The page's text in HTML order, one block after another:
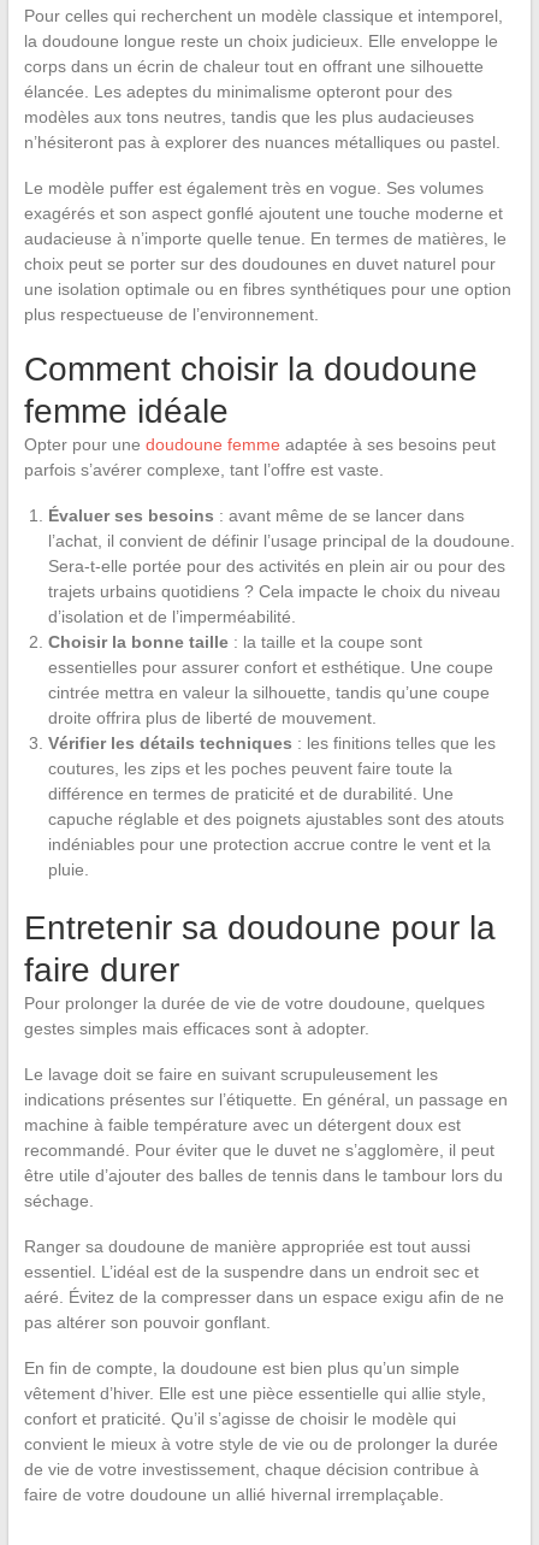
Pour celles qui recherchent un modèle classique et intemporel,
la doudoune longue reste un choix judicieux. Elle enveloppe le
corps dans un écrin de chaleur tout en offrant une silhouette
élancée. Les adeptes du minimalisme opteront pour des
modèles aux tons neutres, tandis que les plus audacieuses
n’hésiteront pas à explorer des nuances métalliques ou pastel.
Le modèle puffer est également très en vogue. Ses volumes
exagérés et son aspect gonflé ajoutent une touche moderne et
audacieuse à n’importe quelle tenue. En termes de matières, le
choix peut se porter sur des doudounes en duvet naturel pour
une isolation optimale ou en fibres synthétiques pour une option
plus respectueuse de l’environnement.
Comment choisir la doudoune
femme idéale
Opter pour une doudoune femme adaptée à ses besoins peut
parfois s’avérer complexe, tant l’offre est vaste.
Évaluer ses besoins : avant même de se lancer dans
l’achat, il convient de définir l’usage principal de la doudoune.
Sera-t-elle portée pour des activités en plein air ou pour des
trajets urbains quotidiens ? Cela impacte le choix du niveau
d’isolation et de l’imperméabilité.
Choisir la bonne taille : la taille et la coupe sont
essentielles pour assurer confort et esthétique. Une coupe
cintrée mettra en valeur la silhouette, tandis qu’une coupe
droite offrira plus de liberté de mouvement.
Vérifier les détails techniques : les finitions telles que les
coutures, les zips et les poches peuvent faire toute la
différence en termes de praticité et de durabilité. Une
capuche réglable et des poignets ajustables sont des atouts
indéniables pour une protection accrue contre le vent et la
pluie.
Entretenir sa doudoune pour la
faire durer
Pour prolonger la durée de vie de votre doudoune, quelques
gestes simples mais efficaces sont à adopter.
Le lavage doit se faire en suivant scrupuleusement les
indications présentes sur l’étiquette. En général, un passage en
machine à faible température avec un détergent doux est
recommandé. Pour éviter que le duvet ne s’agglomère, il peut
être utile d’ajouter des balles de tennis dans le tambour lors du
séchage.
Ranger sa doudoune de manière appropriée est tout aussi
essentiel. L’idéal est de la suspendre dans un endroit sec et
aéré. Évitez de la compresser dans un espace exigu afin de ne
pas altérer son pouvoir gonflant.
En fin de compte, la doudoune est bien plus qu’un simple
vêtement d’hiver. Elle est une pièce essentielle qui allie style,
confort et praticité. Qu’il s’agisse de choisir le modèle qui
convient le mieux à votre style de vie ou de prolonger la durée
de vie de votre investissement, chaque décision contribue à
faire de votre doudoune un allié hivernal irremplaçable.